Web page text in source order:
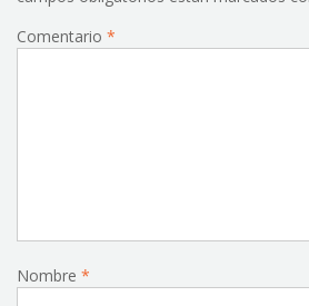
Comentario *
Nombre *